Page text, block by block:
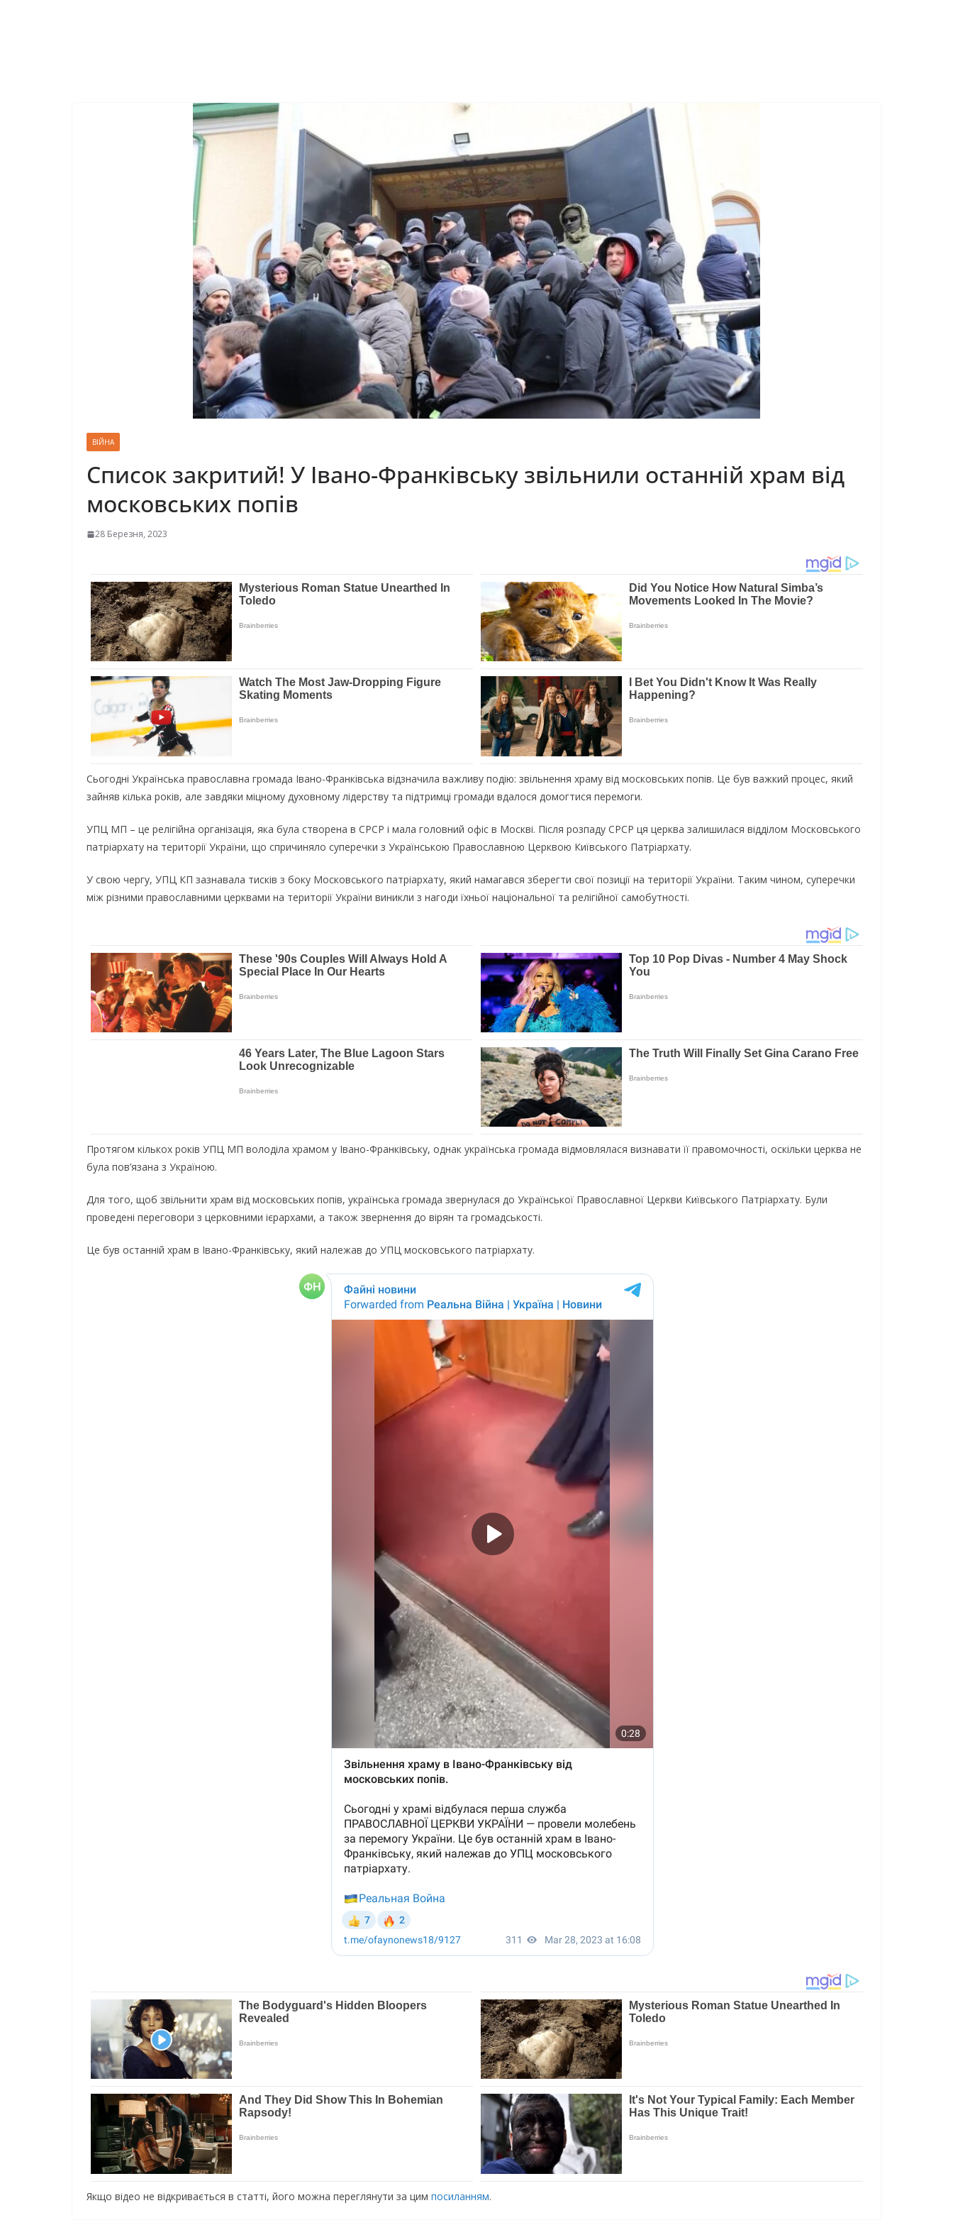
ВІЙНА
Список закритий! У Івано-Франківську звільнили останній храм від
московських попів
28 Березня, 2023
Сьогодні Українська православна громада Івано-Франківська відзначила важливу подію: звільнення храму від московських попів. Це був важкий процес, який
зайняв кілька років, але завдяки міцному духовному лідерству та підтримці громади вдалося домогтися перемоги.
УПЦ МП – це релігійна організація, яка була створена в СРСР і мала головний офіс в Москві. Після розпаду СРСР ця церква залишилася відділом Московського
патріархату на території України, що спричиняло суперечки з Українською Православною Церквою Київського Патріархату.
У свою чергу, УПЦ КП зазнавала тисків з боку Московського патріархату, який намагався зберегти свої позиції на території України. Таким чином, суперечки
між різними православними церквами на території України виникли з нагоди їхньої національної та релігійної самобутності.
Протягом кількох років УПЦ МП володіла храмом у Івано-Франківську, однак українська громада відмовлялася визнавати її правомочності, оскільки церква не
була пов’язана з Україною.
Для того, щоб звільнити храм від московських попів, українська громада звернулася до Української Православної Церкви Київського Патріархату. Були
проведені переговори з церковними ієрархами, а також звернення до вірян та громадськості.
Це був останній храм в Івано-Франківську, який належав до УПЦ московського патріархату.
Якщо відео не відкривається в статті, його можна переглянути за цим посиланням.